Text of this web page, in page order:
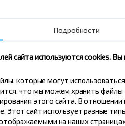
ПодписатьсяПодробности
сайта используются cookies.
которые могут
что мы можем хранить файлы
этого сайта. В отношении
Этот сайт использует разные
на наших